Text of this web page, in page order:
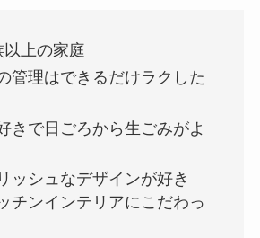
以上の家庭
管理はできるだけラクした
きで日ごろから生ごみがよ
ッシュなデザインが好き
チンインテリアにこだわっ